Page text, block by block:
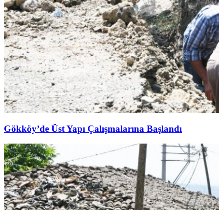
Gökköy’de Üst Yapı Çalışmalarına Başlandı